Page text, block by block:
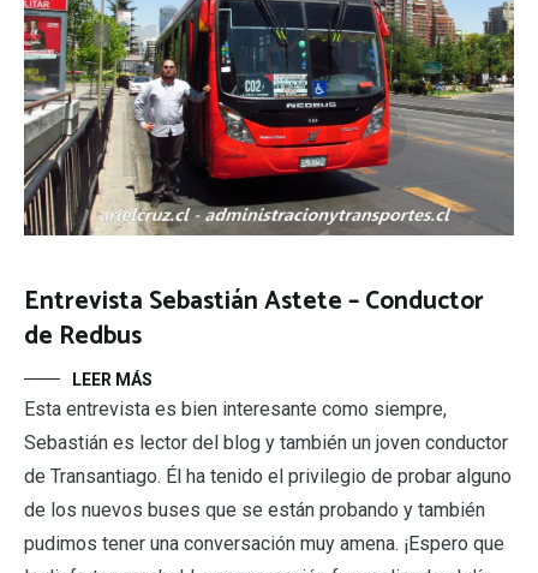
Entrevista Sebastián Astete – Conductor
de Redbus
LEER MÁS
Esta entrevista es bien interesante como siempre,
Sebastián es lector del blog y también un joven conductor
de Transantiago. Él ha tenido el privilegio de probar alguno
de los nuevos buses que se están probando y también
pudimos tener una conversación muy amena. ¡Espero que